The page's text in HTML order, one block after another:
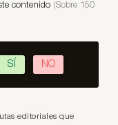
contenido (Sobre 150
SÍ NO
editoriales que